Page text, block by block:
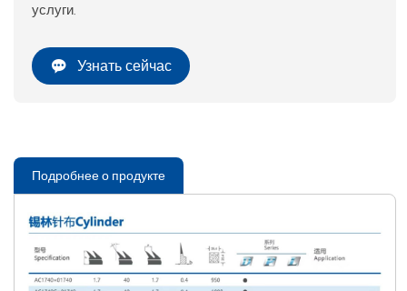
услуги.
Узнать сейчас
Подробнее о продукте